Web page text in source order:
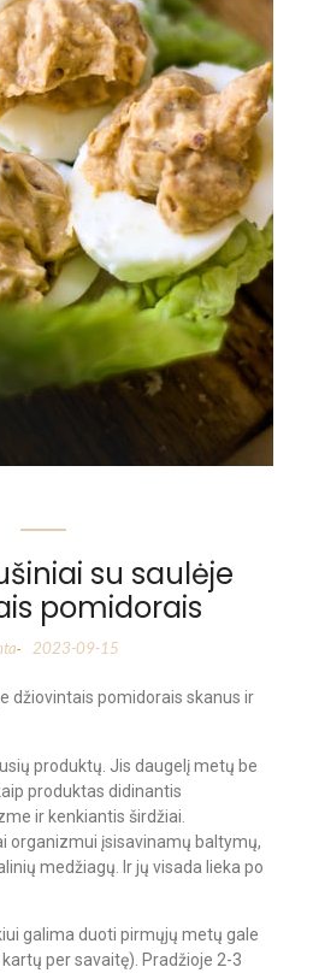
su saulėje
pomidorais
- 2023-09-15
džiovintais pomidorais skanus ir
produktų. Jis daugelį metų be
produktas didinantis
ir kenkiantis širdžiai.
organizmui įsisavinamų baltymų,
medžiagų. Ir jų visada lieka po
galima duoti pirmųjų metų gale
per savaitę). Pradžioje 2-3